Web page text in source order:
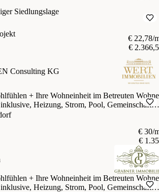
Siedlungslage
€ 22,78/
€
Consulting KG
+ Ihre Wohneinheit im Betreuten
Heizung, Strom, Pool, Gemeinschaft
+
€ 30/
€
+ Ihre Wohneinheit im Betreuten
Heizung, Strom, Pool, Gemeinschaft